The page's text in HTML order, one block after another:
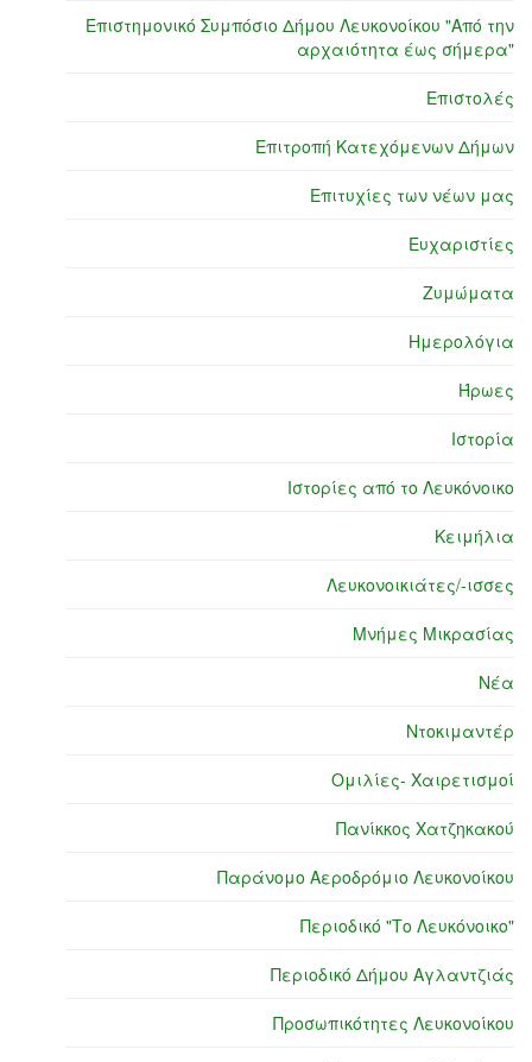
Επιστημονικό Συμπόσιο Δήμου Λευκονοίκου "Από την
αρχαιότητα έως σήμερα"
Επιστολές
Επιτροπή Κατεχόμενων Δήμων
Επιτυχίες των νέων μας
Ευχαριστίες
Ζυμώματα
Ημερολόγια
Ήρωες
Ιστορία
Ιστορίες από το Λευκόνοικο
Κειμήλια
Λευκονοικιάτες/-ισσες
Μνήμες Μικρασίας
Νέα
Ντοκιμαντέρ
Ομιλίες- Χαιρετισμοί
Πανίκκος Χατζηκακού
Παράνομο Αεροδρόμιο Λευκονοίκου
Περιοδικό "Το Λευκόνοικο"
Περιοδικό Δήμου Αγλαντζιάς
Προσωπικότητες Λευκονοίκου